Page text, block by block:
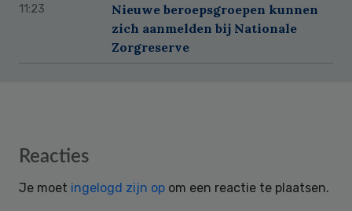
11:23
Nieuwe beroepsgroepen kunnen
zich aanmelden bij Nationale
Zorgreserve
Reader
Reacties
Je moet ingelogd zijn op om een reactie te plaatsen.